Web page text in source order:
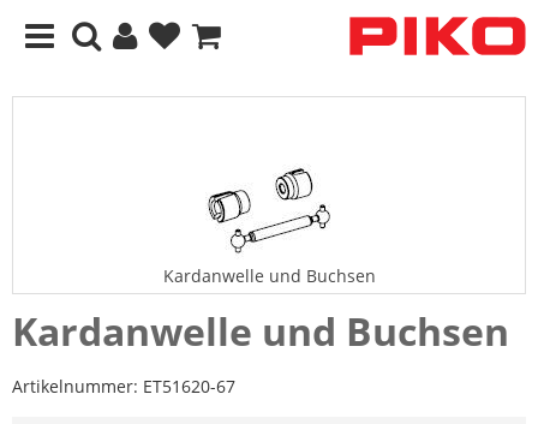
Kardanwelle und Buchsen
Kardanwelle und Buchsen
Artikelnummer: ET51620-67